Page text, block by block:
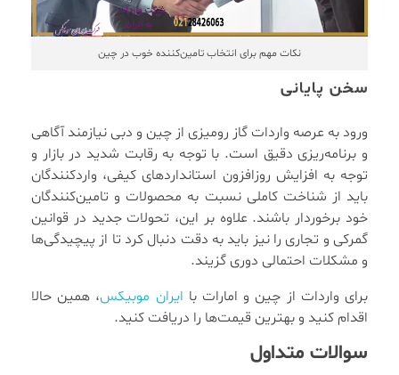
نکات مهم برای انتخاب تامین‌کننده خوب در چین
سخن پایانی
ورود به عرصه واردات گاز رومیزی از چین و دبی نیازمند آگاهی
و برنامه‌ریزی دقیق است. با توجه به رقابت شدید در بازار و
توجه به افزایش روزافزون استانداردهای کیفی، واردکنندگان
باید از شناخت کاملی نسبت به محصولات و تامین‌کنندگان
خود برخوردار باشند. علاوه بر این، تحولات جدید در قوانین
گمرکی و تجاری را نیز باید به دقت دنبال کرد تا از پیچیدگی‌ها
و مشکلات احتمالی دوری گزیند.
برای واردات از چین و امارات با ایران موبیکس، همین حالا
اقدام کنید و بهترین قیمت‌ها را دریافت کنید.
سوالات متداول